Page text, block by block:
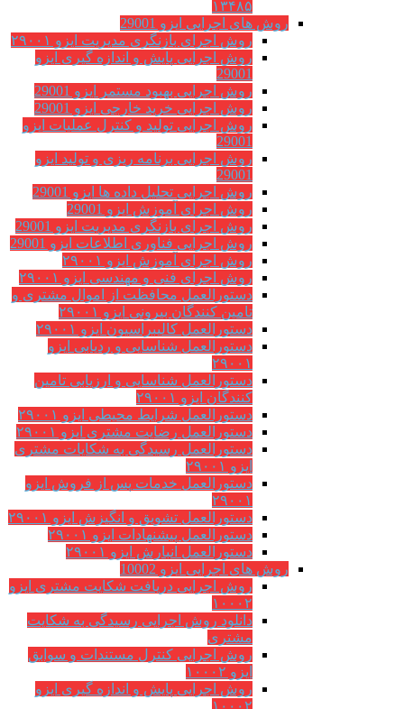
۱۳۴۸۵
روش های اجرایی ایزو 29001
روش اجرای بازنگری مدیریت ایزو ۲۹۰۰۱
روش اجرایی پایش و اندازه گیری ایزو
29001
روش اجرایی بهبود مستمر ایزو 29001
روش اجرایی خرید خارجی ایزو 29001
روش اجرایی تولید و کنترل عملیات ایزو
29001
روش اجرایی برنامه ریزی و تولید ایزو
29001
روش اجرایی تحلیل داده ها ایزو 29001
روش اجرای آموزش ایزو 29001
روش اجرای بازنگری مدیریت ایزو 29001
روش اجرایی فناوری اطلاعات ایزو 29001
روش اجرای آموزش ایزو ۲۹۰۰۱
روش اجرای فنی و مهندسی ایزو ۲۹۰۰۱
دستورالعمل محافظت از اموال مشتری و
تامین کنندگان بیرونی ایزو ۲۹۰۰۱
دستورالعمل کالیبراسیون ایزو ۲۹۰۰۱
دستورالعمل شناسایی و ردیابی ایزو
۲۹۰۰۱
دستورالعمل شناسایی و ارزیابی تامین
کنندگان ایزو ۲۹۰۰۱
دستورالعمل شرایط محیطی ایزو ۲۹۰۰۱
دستورالعمل رضایت مشتری ایزو ۲۹۰۰۱
دستورالعمل رسیدگی به شکایات مشتری
ایزو ۲۹۰۰۱
دستورالعمل خدمات پس از فروش ایزو
۲۹۰۰۱
دستورالعمل تشویق و انگیزش ایزو ۲۹۰۰۱
دستورالعمل پیشنهادات ایزو ۲۹۰۰۱
دستورالعمل انبارش ایزو ۲۹۰۰۱
روش های اجرایی ایزو 10002
روش اجرایی دریافت شکایت مشتری ایزو
۱۰۰۰۲
دانلود روش اجرایی رسیدگی به شکایت
مشتری
روش اجرایی کنترل مستندات و سوابق
ایزو ۱۰۰۰۲
روش اجرایی پایش و اندازه گیری ایزو
۱۰۰۰۲